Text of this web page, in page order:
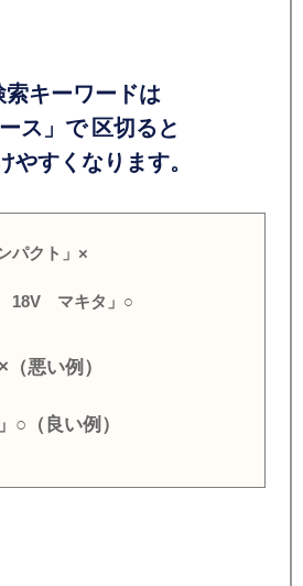
キーワードは
ース」で 区切ると
すくなります。
パクト」×
18V マキタ」○
悪い例）
（良い例）